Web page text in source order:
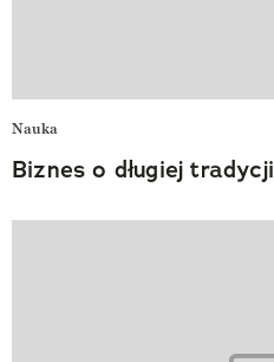
Nauka
Biznes o długiej tradycji